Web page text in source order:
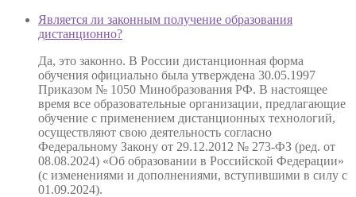
Является ли законным получение образования
дистанционно?
Да, это законно. В России дистанционная форма
обучения официально была утверждена 30.05.1997
Приказом № 1050 Минобразования РФ. В настоящее
время все образовательные организации, предлагающие
обучение с применением дистанционных технологий,
осуществляют свою деятельность согласно
Федеральному Закону от 29.12.2012 № 273-ФЗ (ред. от
08.08.2024) «Об образовании в Российской Федерации»
(с изменениями и дополнениями, вступившими в силу с
01.09.2024).